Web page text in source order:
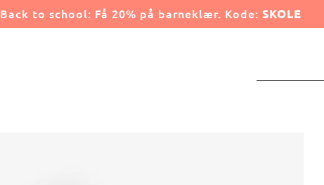
Back to school: Få 20% på barneklær. Kode: SKOLE